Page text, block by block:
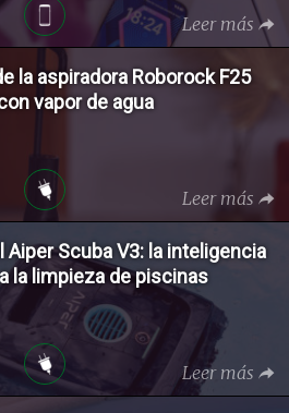
Leer más
la aspiradora Roborock F25
vapor de agua
Leer más
Scuba V3: la inteligencia
la limpieza de piscinas
Leer más